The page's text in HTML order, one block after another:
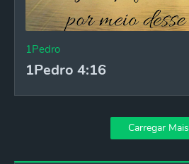
1Pedro
1Pedro 4:16
Carregar Mais